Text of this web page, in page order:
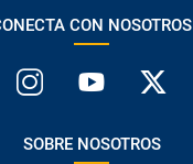
CON NOSOTROS
SOBRE NOSOTROS